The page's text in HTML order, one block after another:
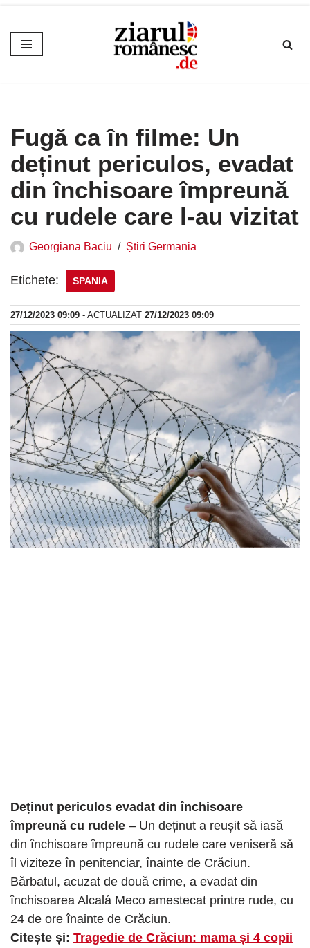
Sari
la
Fugă ca în filme: Un
deținut periculos, evadat
din închisoare împreună
cu rudele care l-au vizitat
Georgiana Baciu Știri Germania
Etichete: SPANIA
27/12/2023 09:09 - ACTUALIZAT 27/12/2023 09:09
Deținut periculos evadat din închisoare
împreună cu rudele – Un deținut a reușit să iasă
din închisoare împreună cu rudele care veniseră să
îl viziteze în penitenciar, înainte de Crăciun.
Bărbatul, acuzat de două crime, a evadat din
închisoarea Alcalá Meco amestecat printre rude, cu
24 de ore înainte de Crăciun.
Citește și: Tragedie de Crăciun: mama și 4 copii